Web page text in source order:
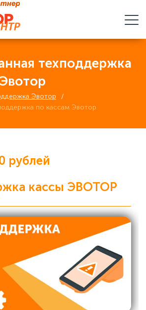
техподдержка
Эвотор
по кассам Эвотор
рублей
кассы ЭВОТОР